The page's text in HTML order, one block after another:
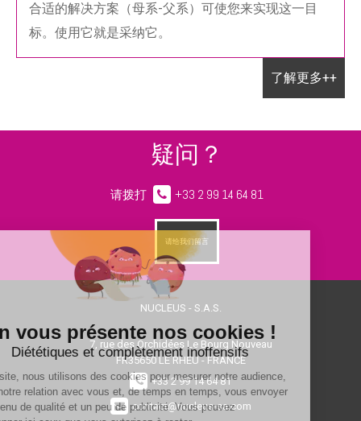
合适的解决方案（母系-父系）可使您来实现这一目
标。使用它就是采纳它。
了解更多++
疑问？
请拨打 +33 2 99 14 64 81
请给我们留言
NUCLEUS - S.A.S.
7, rue des Orchidées Le Bourg Nouveau
FR35650 LE RHEU - FRANCE
+33 2 99 14 64 81
contact@nucleus-sa.com